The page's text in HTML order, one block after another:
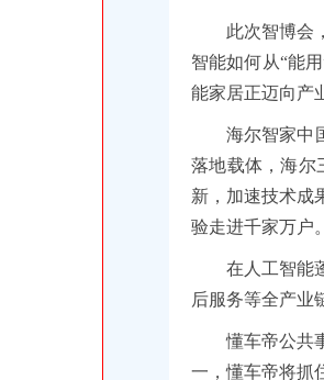
此次智博会
智能如何从“能
能家居正迈向产
海尔智家中
落地载体，海尔
新，加速技术成
验走进千家万户
在人工智能
后服务等全产业
懂车帝公共
一，懂车帝将抓